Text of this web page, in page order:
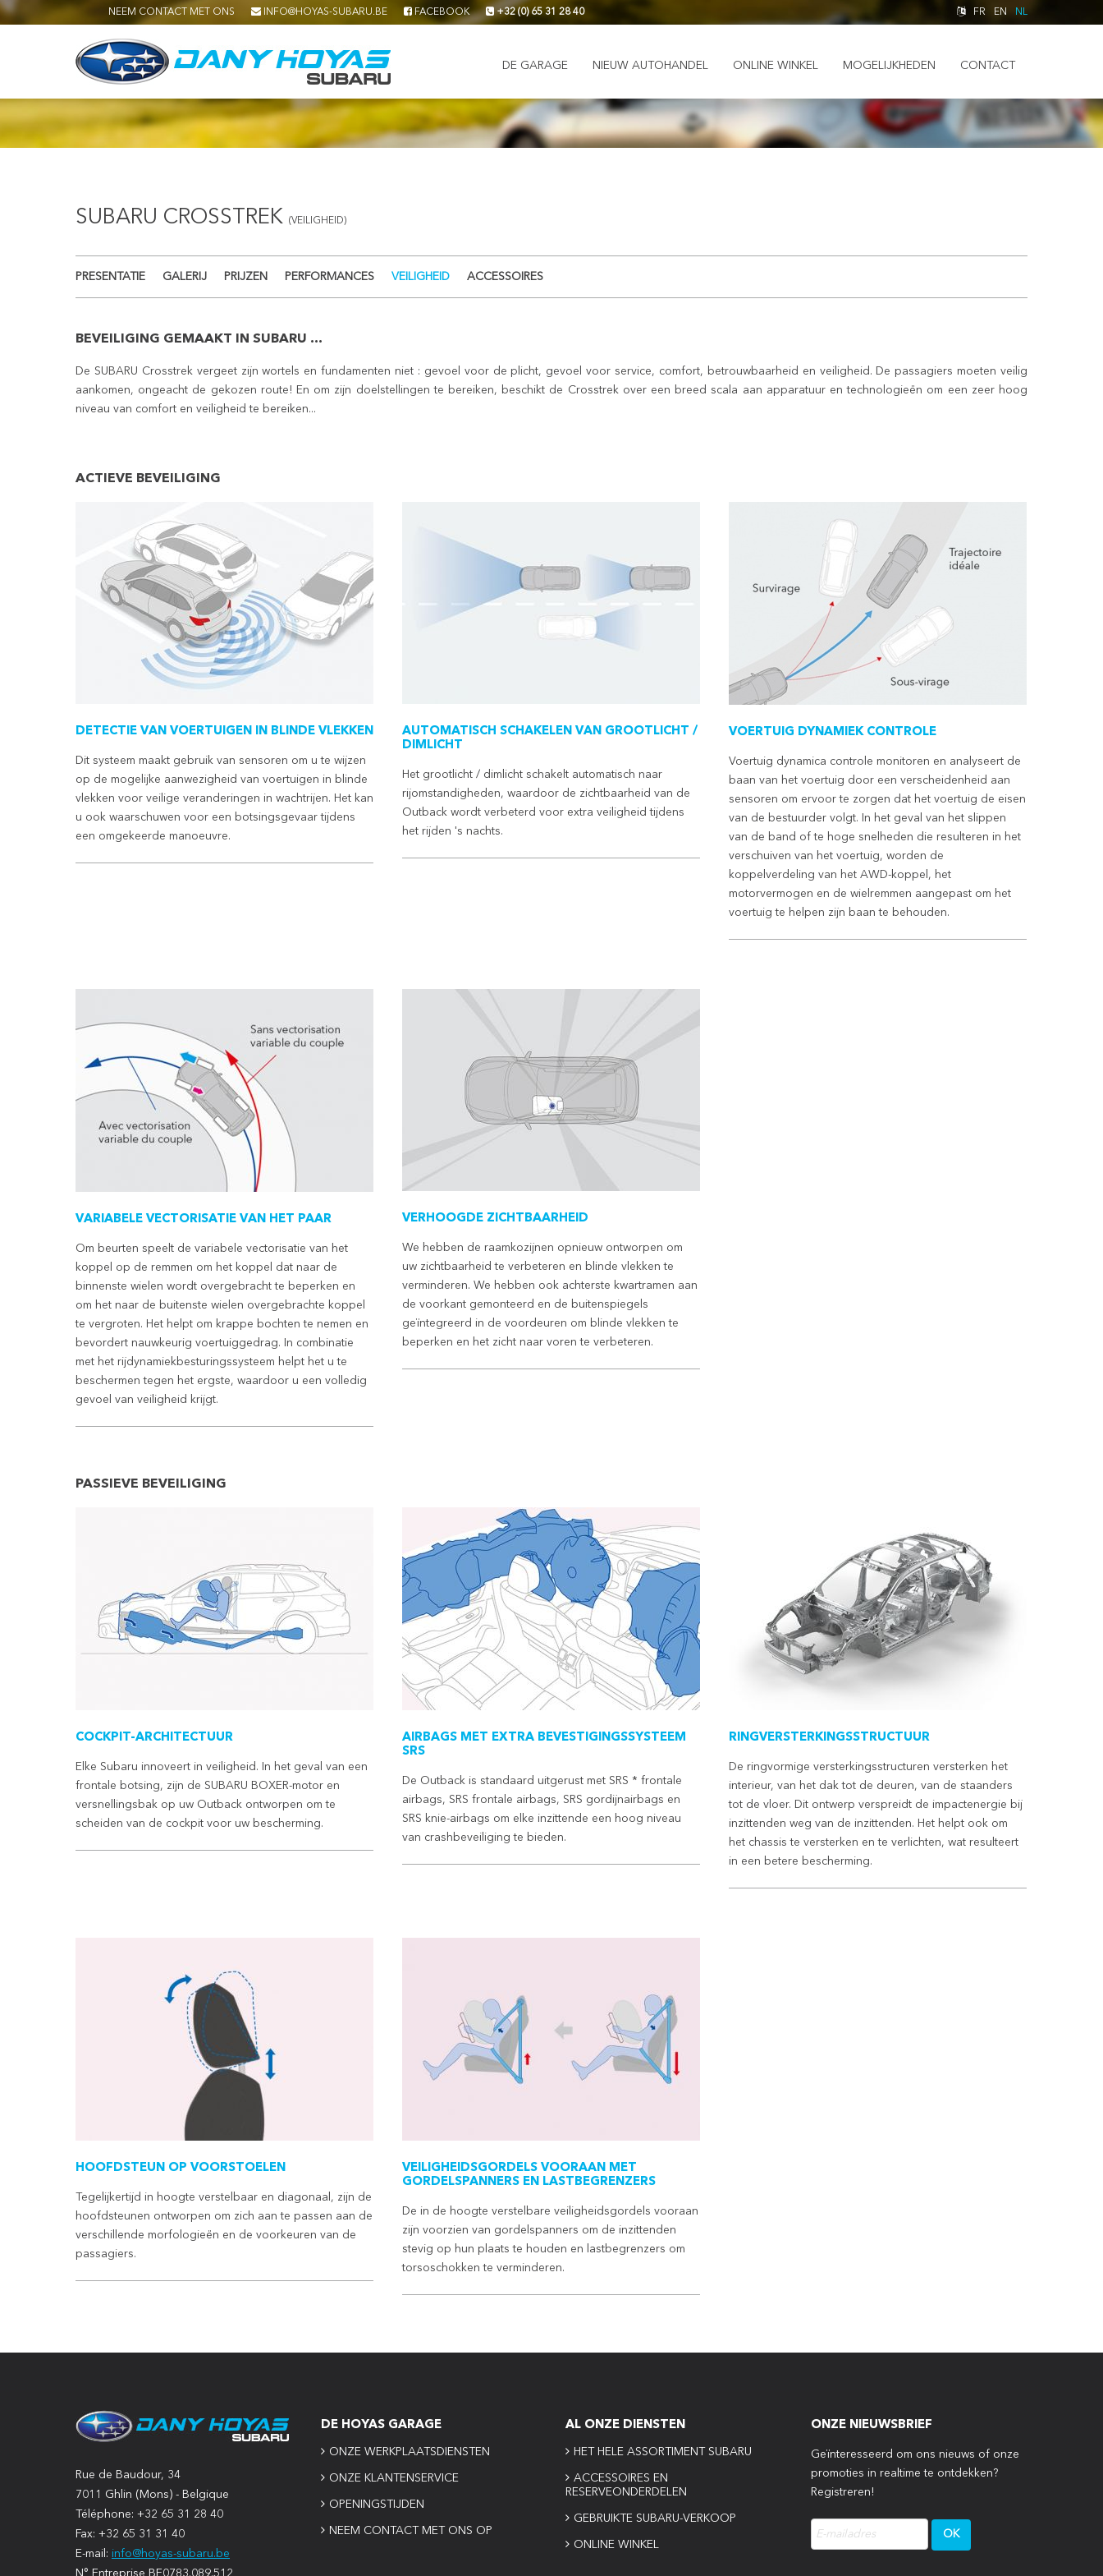
NEEM CONTACT MET ONS INFO@HOYAS-SUBARU.BE FACEBOOK +32 (0) 65 31 28 40 FR EN NL
DE GARAGE NIEUW AUTOHANDEL ONLINE WINKEL MOGELIJKHEDEN CONTACT
SUBARU CROSSTREK (VEILIGHEID)
PRESENTATIE GALERIJ PRIJZEN PERFORMANCES VEILIGHEID ACCESSOIRES
BEVEILIGING GEMAAKT IN SUBARU ...
De SUBARU Crosstrekvergeet zijn wortels en fundamenten niet : gevoel voor de plicht, gevoel voor service, comfort, betrouwbaarheid en veiligheid. De passagiers moeten veilig
aankomen, ongeacht de gekozen route! En om zijn doelstellingen te bereiken, beschikt de Crosstrekover een breed scala aan apparatuur en technologieën om een zeer hoog
niveau van comfort en veiligheid te bereiken...
ACTIEVE BEVEILIGING
DETECTIE VAN VOERTUIGEN IN BLINDE VLEKKEN
Dit systeem maakt gebruik van sensoren om u te wijzen
op de mogelijke aanwezigheid van voertuigen in blinde
vlekken voor veilige veranderingen in wachtrijen. Het kan
u ook waarschuwen voor een botsingsgevaar tijdens
een omgekeerde manoeuvre.
AUTOMATISCH SCHAKELEN VAN GROOTLICHT /
DIMLICHT
Het grootlicht / dimlicht schakelt automatisch naar
rijomstandigheden, waardoor de zichtbaarheid van de
Outback wordt verbeterd voor extra veiligheid tijdens
het rijden 's nachts.
VOERTUIG DYNAMIEK CONTROLE
Voertuig dynamica controle monitoren en analyseert de
baan van het voertuig door een verscheidenheid aan
sensoren om ervoor te zorgen dat het voertuig de eisen
van de bestuurder volgt. In het geval van het slippen
van de band of te hoge snelheden die resulteren in het
verschuiven van het voertuig, worden de
koppelverdeling van het AWD-koppel, het
motorvermogen en de wielremmen aangepast om het
voertuig te helpen zijn baan te behouden.
VARIABELE VECTORISATIE VAN HET PAAR
Om beurten speelt de variabele vectorisatie van het
koppel op de remmen om het koppel dat naar de
binnenste wielen wordt overgebracht te beperken en
om het naar de buitenste wielen overgebrachte koppel
te vergroten. Het helpt om krappe bochten te nemen en
bevordert nauwkeurig voertuiggedrag. In combinatie
met het rijdynamiekbesturingssysteem helpt het u te
beschermen tegen het ergste, waardoor u een volledig
gevoel van veiligheid krijgt.
VERHOOGDE ZICHTBAARHEID
We hebben de raamkozijnen opnieuw ontworpen om
uw zichtbaarheid te verbeteren en blinde vlekken te
verminderen. We hebben ook achterste kwartramen aan
de voorkant gemonteerd en de buitenspiegels
geïntegreerd in de voordeuren om blinde vlekken te
beperken en het zicht naar voren te verbeteren.
PASSIEVE BEVEILIGING
COCKPIT-ARCHITECTUUR
Elke Subaru innoveert in veiligheid. In het geval van een
frontale botsing, zijn de SUBARU BOXER-motor en
versnellingsbak op uw Outback ontworpen om te
scheiden van de cockpit voor uw bescherming.
AIRBAGS MET EXTRA BEVESTIGINGSSYSTEEM
SRS
De Outback is standaard uitgerust met SRS * frontale
airbags, SRS frontale airbags, SRS gordijnairbags en
SRS knie-airbags om elke inzittende een hoog niveau
van crashbeveiliging te bieden.
RINGVERSTERKINGSSTRUCTUUR
De ringvormige versterkingsstructuren versterken het
interieur, van het dak tot de deuren, van de staanders
tot de vloer. Dit ontwerp verspreidt de impactenergie bij
inzittenden weg van de inzittenden. Het helpt ook om
het chassis te versterken en te verlichten, wat resulteert
in een betere bescherming.
HOOFDSTEUN OP VOORSTOELEN
Tegelijkertijd in hoogte verstelbaar en diagonaal, zijn de
hoofdsteunen ontworpen om zich aan te passen aan de
verschillende morfologieën en de voorkeuren van de
passagiers.
VEILIGHEIDSGORDELS VOORAAN MET
GORDELSPANNERS EN LASTBEGRENZERS
De in de hoogte verstelbare veiligheidsgordels vooraan
zijn voorzien van gordelspanners om de inzittenden
stevig op hun plaats te houden en lastbegrenzers om
torsoschokken te verminderen.
Rue de Baudour, 34
7011 Ghlin (Mons) - Belgique
Téléphone: +32 65 31 28 40
Fax: +32 65 31 31 40
E-mail: info@hoyas-subaru.be
N° Entreprise BE0783.089.512
DE HOYAS GARAGE
ONZE WERKPLAATSDIENSTEN
ONZE KLANTENSERVICE
OPENINGSTIJDEN
NEEM CONTACT MET ONS OP
AL ONZE DIENSTEN
HET HELE ASSORTIMENT SUBARU
ACCESSOIRES EN
RESERVEONDERDELEN
GEBRUIKTE SUBARU-VERKOOP
ONLINE WINKEL
ONZE NIEUWSBRIEF
Geïnteresseerd om ons nieuws of onze
promoties in realtime te ontdekken?
Registreren!